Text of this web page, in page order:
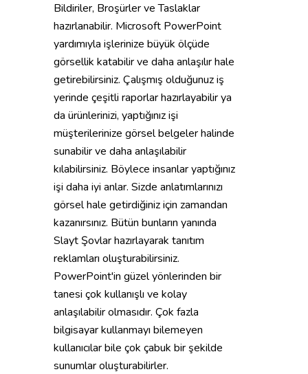
Bildiriler, Broşürler ve Taslaklar
hazırlanabilir. Microsoft PowerPoint
yardımıyla işlerinize büyük ölçüde
görsellik katabilir ve daha anlaşılır hale
getirebilirsiniz. Çalışmış olduğunuz iş
yerinde çeşitli raporlar hazırlayabilir ya
da ürünlerinizi, yaptığınız işi
müşterilerinize görsel belgeler halinde
sunabilir ve daha anlaşılabilir
kılabilirsiniz. Böylece insanlar yaptığınız
işi daha iyi anlar. Sizde anlatımlarınızı
görsel hale getirdiğiniz için zamandan
kazanırsınız. Bütün bunların yanında
Slayt Şovlar hazırlayarak tanıtım
reklamları oluşturabilirsiniz.
PowerPoint'in güzel yönlerinden bir
tanesi çok kullanışlı ve kolay
anlaşılabilir olmasıdır. Çok fazla
bilgisayar kullanmayı bilemeyen
kullanıcılar bile çok çabuk bir şekilde
sunumlar oluşturabilirler.